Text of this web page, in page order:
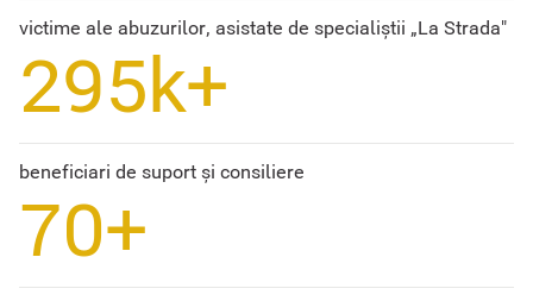
victime ale abuzurilor, asistate de specialiștii „La Strada"
295k+
beneficiari de suport și consiliere
70+